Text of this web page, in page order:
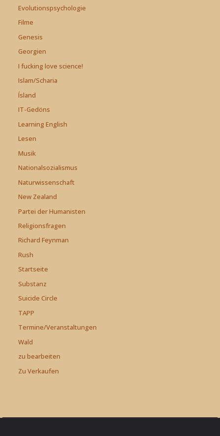
Evolutionspsychologie
Filme
Genesis
Georgien
I fucking love science!
Islam/Scharia
Ísland
IT-Gedöns
Learning English
Lesen
Musik
Nationalsozialismus
Naturwissenschaft
New Zealand
Partei der Humanisten
Religionsfragen
Richard Feynman
Rush
Startseite
Substanz
Suicide Circle
TAPP
Termine/Veranstaltungen
Wald
zu bearbeiten
Zu Verkaufen